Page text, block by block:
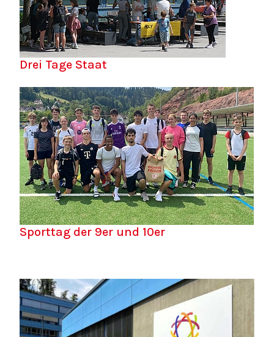
Drei Tage Staat
Sporttag der 9er und 10er